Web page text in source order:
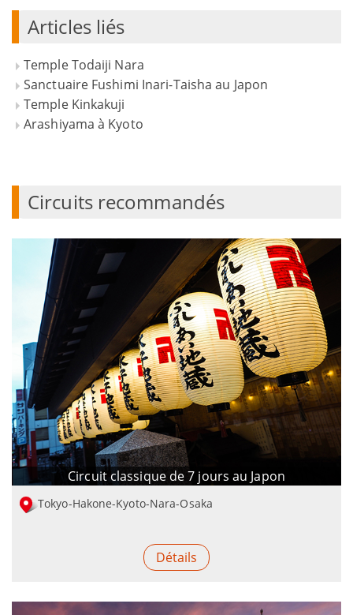
Articles liés
Temple Todaiji Nara
Sanctuaire Fushimi Inari-Taisha au Japon
Temple Kinkakuji
Arashiyama à Kyoto
Circuits recommandés
Circuit classique de 7 jours au Japon
Tokyo-Hakone-Kyoto-Nara-Osaka
Détails